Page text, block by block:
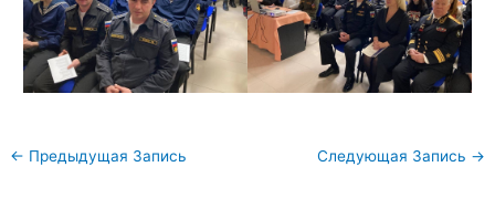
Навигация
← Предыдущая Запись Следующая Запись →